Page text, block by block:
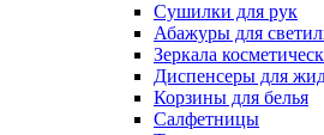
Сушилки для рук
Абажуры для
Зеркала
Диспенсеры для
Корзины для белья
Салфетницы